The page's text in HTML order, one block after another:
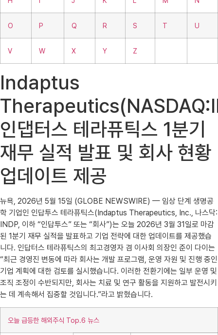
O P Q R S T U
V W X Y Z
Indaptus
인댑터스 테라퓨틱스 1분기
재무 실적 발표 및 회사 현황
업데이트 제공
뉴욕, 2026년 5월 15일 (GLOBE NEWSWIRE) — 임상 단계 생명공
학 기업인 인답투스 테라퓨틱스(Indaptus Therapeutics, Inc., 나스닥:
INDP, 이하 “인답투스” 또는 “회사”)는 오늘 2026년 3월 31일로 마감
된 1분기 재무 실적을 발표하고 기업 전략에 대한 업데이트를 제공했습
니다. 인답터스 테라퓨틱스의 최고경영자 겸 이사회 의장인 준이 다이는
“최근 경영진 변동에 따라 회사는 개발 프로그램, 운영 자원 및 진행 중인
기업 계획에 대한 검토를 실시했습니다. 이러한 전환기에는 일부 운영 및
조직 조정이 수반되지만, 회사는 치료 및 연구 활동을 지원하고 발전시키
는 데 계속해서 집중할 것입니다.”라고 밝혔습니다.
오늘 급등한 해외주식 Top.6 뉴스